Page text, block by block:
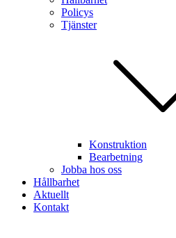
Policys
Tjänster
Konstruktion
Bearbetning
Jobba hos oss
Hållbarhet
Aktuellt
Kontakt